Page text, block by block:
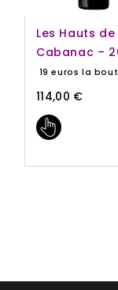
Les Hauts de
Cabanac –
19 euros la
114,00 €